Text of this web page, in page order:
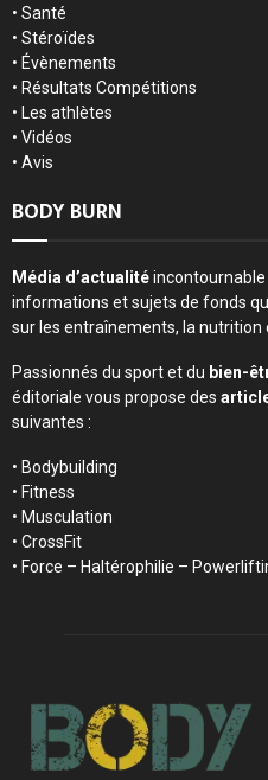
• Santé
• Stéroïdes
• Évènements
• Résultats Compétitions
• Les athlètes
• Vidéos
• Avis
BODY BURN
Média d’actualitéincontournable
informations et sujets de fonds
sur les entraînements, la nutrition
Passionnés du sport et du bien-
éditoriale vous propose des
suivantes :
• Bodybuilding
• Fitness
• Musculation
• CrossFit
• Force – Haltérophilie –